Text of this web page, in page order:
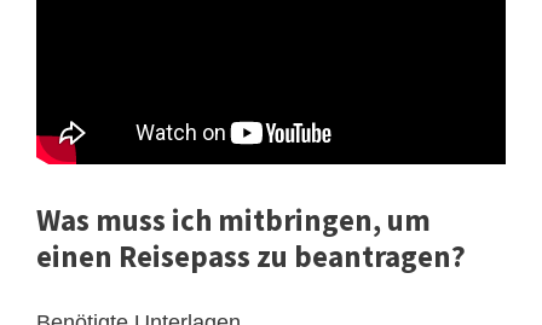
Was muss ich mitbringen, um
einen Reisepass zu beantragen?